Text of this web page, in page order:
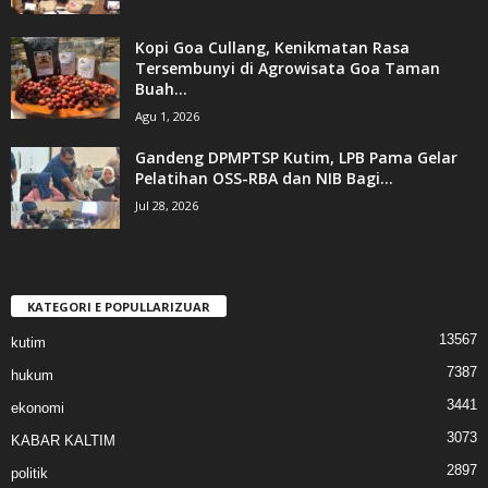
Kopi Goa Cullang, Kenikmatan Rasa
Tersembunyi di Agrowisata Goa Taman
Buah...
Agu 1, 2026
Gandeng DPMPTSP Kutim, LPB Pama Gelar
Pelatihan OSS-RBA dan NIB Bagi...
Jul 28, 2026
KATEGORI E POPULLARIZUAR
kutim 13567
hukum 7387
ekonomi 3441
KABAR KALTIM 3073
politik 2897